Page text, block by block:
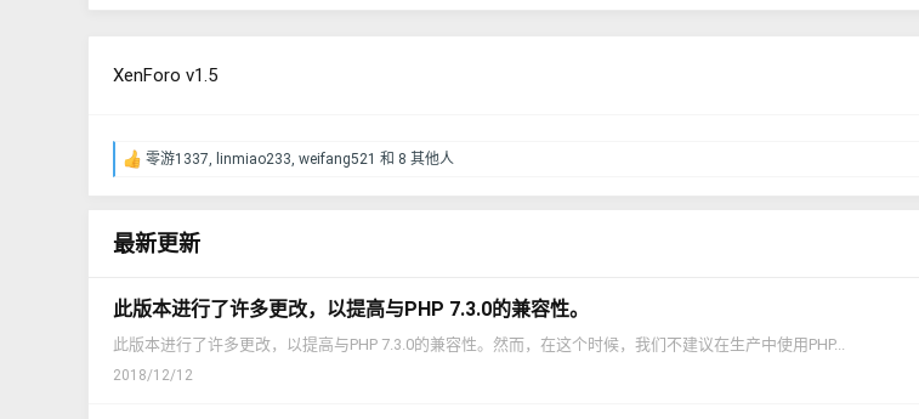
XenForo v1.5
反 零游1337, linmiao233, weifang521 和 8 其他人
最新更新
此版本进行了许多更改，以提高与PHP 7.3.0的兼容性。
此版本进行了许多更改，以提高与PHP 7.3.0的兼容性。然而，在这个时候，我们不建议在生产中使用PHP...
2018/12/12